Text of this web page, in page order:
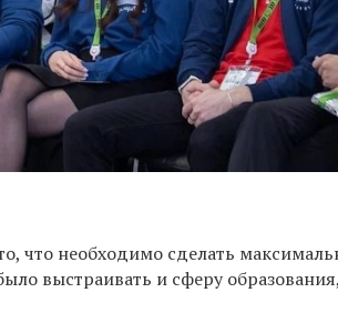
что необходимо сделать
выстраивать и сферу